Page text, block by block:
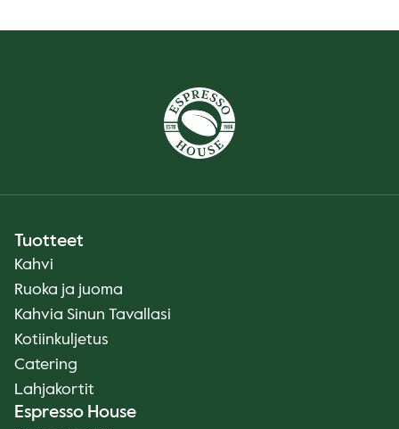
Tuotteet
Kahvi
Ruoka ja juoma
Kahvia Sinun Tavallasi
Kotiinkuljetus
Catering
Lahjakortit
Espresso House